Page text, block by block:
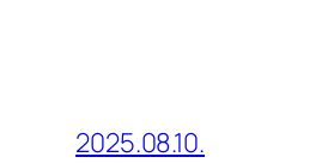
2025.08.10.